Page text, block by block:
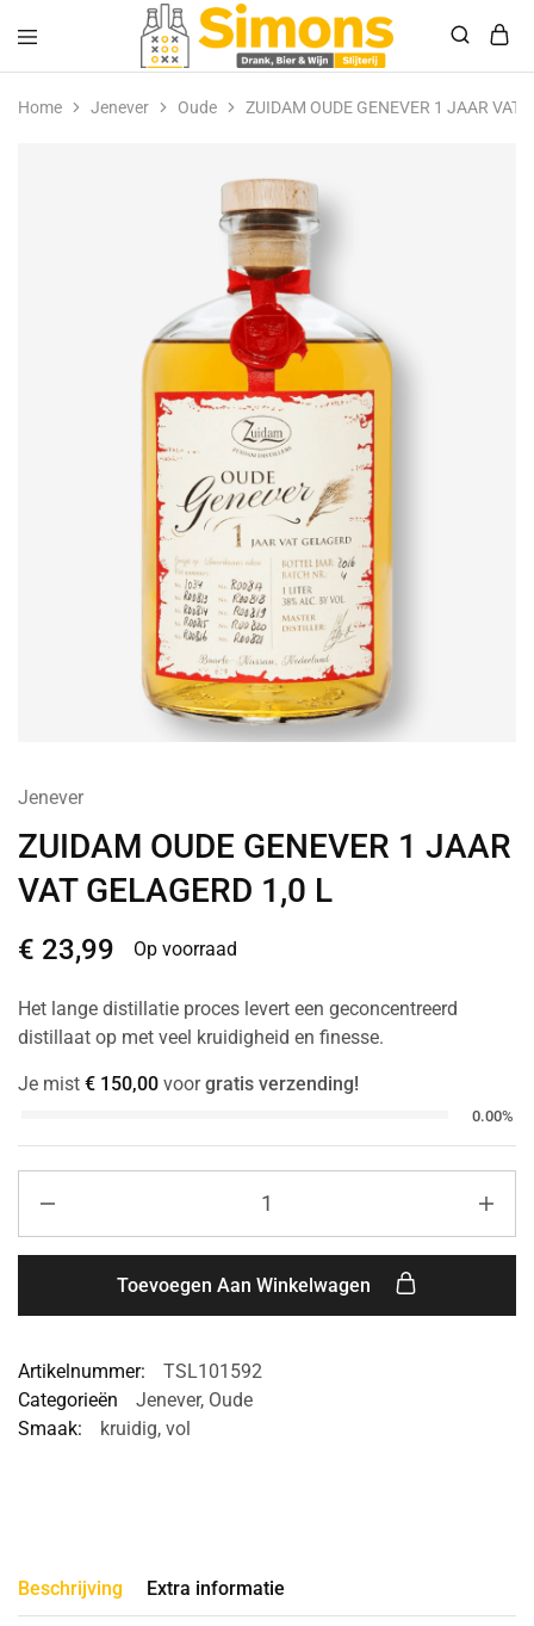
Simonsdrank.nl
Drank,
&
Home Jenever Oude ZUIDAM OUDE GENEVER 1 JAAR VAT
Jenever
ZUIDAM OUDE GENEVER 1 JAAR
VAT GELAGERD 1,0 L
€ 23,99 Op voorraad
Het lange distillatie proces levert een geconcentreerd
distillaat op met veel kruidigheid en finesse.
Je mist € 150,00 voorgratis verzending!
0.00%
Toevoegen Aan Winkelwagen
Artikelnummer:
TSL101592
Categorieën
Jenever, Oude
Smaak:
kruidig, vol
Beschrijving Extra informatie